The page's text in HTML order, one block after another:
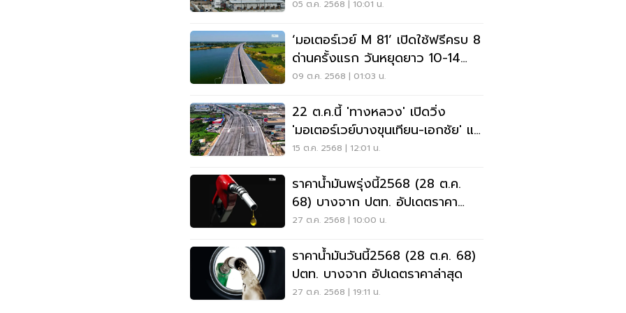
M81 บางใหญ่ - กาญจนบุรี
05 ต.ค. 2568 | 10:01 น.
‘มอเตอร์เวย์ M 81’ เปิดใช้ฟรีครบ 8
ด่านครั้งแรก วันหยุดยาว 10-14
ต.ค. 68
09 ต.ค. 2568 | 01:03 น.
22 ต.ค.นี้ 'ทางหลวง' เปิดวิ่ง
'มอเตอร์เวย์บางขุนเทียน-เอกชัย' แก้
รถติดพระราม 2
15 ต.ค. 2568 | 12:01 น.
ราคาน้ำมันพรุ่งนี้2568 (28 ต.ค.
68) บางจาก ปตท. อัปเดตราคา
ล่าสุด
27 ต.ค. 2568 | 10:00 น.
ราคาน้ำมันวันนี้2568 (28 ต.ค. 68)
ปตท. บางจาก อัปเดตราคาล่าสุด
27 ต.ค. 2568 | 19:11 น.